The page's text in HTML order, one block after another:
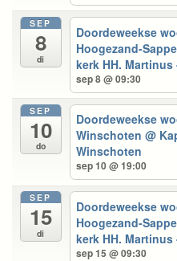
SEP
8
di
Doordeweekse
Hoogezand-
kerk HH.
sep 8 @ 09:30
SEP
10
do
Doordeweekse
Winschoten@
Winschoten
sep 10 @ 19:00
SEP
15
di
Doordeweekse
Hoogezand-
kerk HH.
sep 15 @ 09:30